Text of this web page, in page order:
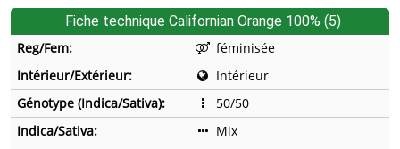
Fiche technique Californian Orange 100% (5)
Reg/Fem:
féminisée
Intérieur/Extérieur:
Intérieur
Génotype (Indica/Sativa):
50/50
Indica/Sativa:
Mix